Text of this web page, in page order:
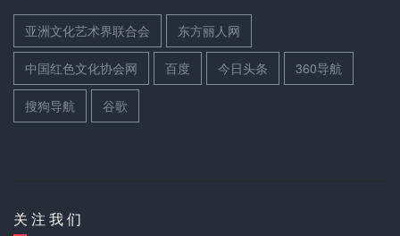
亚洲文化艺术界联合会 东方丽人网
中国红色文化协会网 百度 今日头条 360导航
搜狗导航 谷歌
关 注 我 们